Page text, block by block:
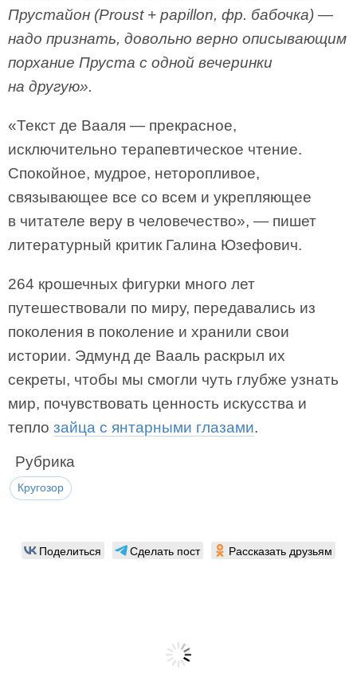
Прустайон (Proust + papillon, фр. бабочка) —
надо признать, довольно верно описывающим
порхание Пруста с одной вечеринки
на другую».
«Текст де Вааля — прекрасное,
исключительно терапевтическое чтение.
Спокойное, мудрое, неторопливое,
связывающее все со всем и укрепляющее
в читателе веру в человечество», — пишет
литературный критик Галина Юзефович.
264 крошечных фигурки много лет
путешествовали по миру, передавались из
поколения в поколение и хранили свои
истории. Эдмунд де Вааль раскрыл их
секреты, чтобы мы смогли чуть глубже узнать
мир, почувствовать ценность искусства и
тепло зайца с янтарными глазами.
Рубрика
Кругозор
Поделиться Сделать пост Рассказать друзьям